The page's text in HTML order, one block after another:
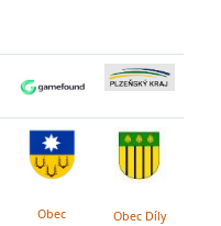
Obec
Obec Díly